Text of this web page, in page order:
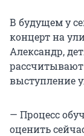
В будущем у
концерт на
Александр,
рассчитывают
выступление
— Процесс
оценить